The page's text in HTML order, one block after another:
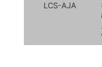
LCS-AJA